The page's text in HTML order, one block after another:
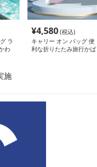
ラ
わ
¥4,580(税込)
キャリー オン バッグ 便
利な折りたたみ旅行かば